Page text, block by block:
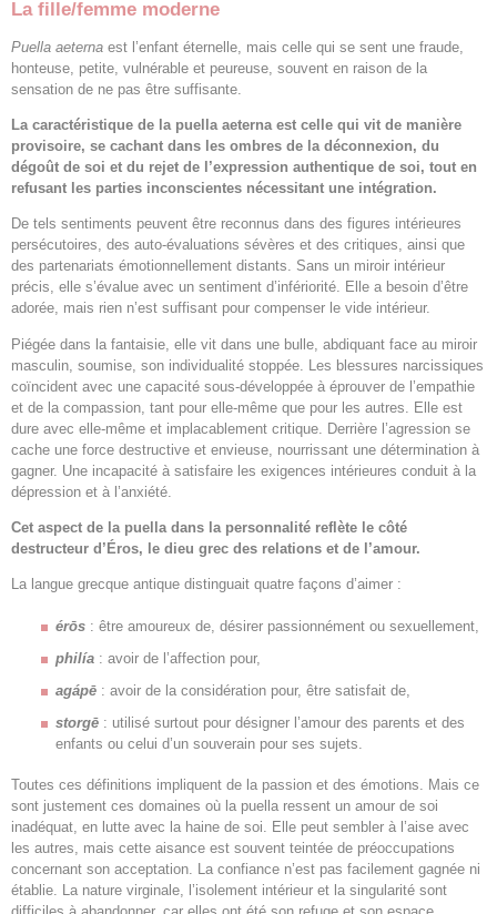
La fille/femme moderne
Puella aeterna est l’enfant éternelle, mais celle qui se sent une fraude,
honteuse, petite, vulnérable et peureuse, souvent en raison de la
sensation de ne pas être suffisante.
La caractéristique de la puella aeterna est celle qui vit de manière
provisoire, se cachant dans les ombres de la déconnexion, du
dégoût de soi et du rejet de l’expression authentique de soi, tout en
refusant les parties inconscientes nécessitant une intégration.
De tels sentiments peuvent être reconnus dans des figures intérieures
persécutoires, des auto-évaluations sévères et des critiques, ainsi que
des partenariats émotionnellement distants. Sans un miroir intérieur
précis, elle s’évalue avec un sentiment d’infériorité. Elle a besoin d’être
adorée, mais rien n’est suffisant pour compenser le vide intérieur.
Piégée dans la fantaisie, elle vit dans une bulle, abdiquant face au miroir
masculin, soumise, son individualité stoppée. Les blessures narcissiques
coïncident avec une capacité sous-développée à éprouver de l’empathie
et de la compassion, tant pour elle-même que pour les autres. Elle est
dure avec elle-même et implacablement critique. Derrière l’agression se
cache une force destructive et envieuse, nourrissant une détermination à
gagner. Une incapacité à satisfaire les exigences intérieures conduit à la
dépression et à l’anxiété.
Cet aspect de la puella dans la personnalité reflète le côté
destructeur d’Éros, le dieu grec des relations et de l’amour.
La langue grecque antique distinguait quatre façons d’aimer :
érōs : être amoureux de, désirer passionnément ou sexuellement,
philía : avoir de l’affection pour,
agápē : avoir de la considération pour, être satisfait de,
storgē : utilisé surtout pour désigner l’amour des parents et des
enfants ou celui d’un souverain pour ses sujets.
Toutes ces définitions impliquent de la passion et des émotions. Mais ce
sont justement ces domaines où la puella ressent un amour de soi
inadéquat, en lutte avec la haine de soi. Elle peut sembler à l’aise avec
les autres, mais cette aisance est souvent teintée de préoccupations
concernant son acceptation. La confiance n’est pas facilement gagnée ni
établie. La nature virginale, l’isolement intérieur et la singularité sont